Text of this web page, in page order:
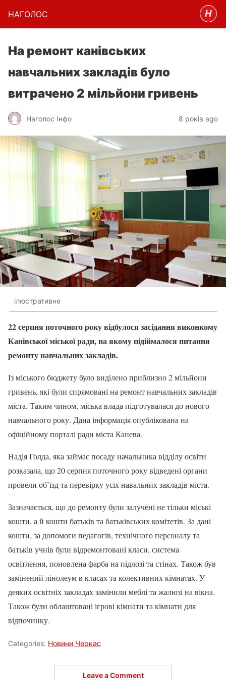
НАГОЛОC
На ремонт канівських
навчальних закладів було
витрачено 2 мільйони гривень
Наголос Інфо 8 років ago
ілюстративне
22 серпня поточного року відбулося засідання виконкому
Канівської міської ради, на якому підіймалося питання
ремонту навчальних закладів.
Із міського бюджету було виділено приблизно 2 мільйони
гривень, які були спрямовані на ремонт навчальних закладів
міста. Таким чином, міська влада підготувалася до нового
навчального року. Дана інформація опублікована на
офіційному порталі ради міста Канева.
Надія Голда, яка займає посаду начальника відділу освіти
розказала, що 20 серпня поточного року відведені органи
провели об’їзд та перевірку усіх навальних закладів міста.
Зазначається, що до ремонту були залучені не тільки міські
кошти, а й кошти батьків та батьківських комітетів. За дані
кошти, за допомоги педагогів, технічного персоналу та
батьків учнів були відремонтовані класи, система
освітлення, поновлена фарба на підлозі та стінах. Також був
замінений лінолеум в класах та колективних кімнатах. У
деяких освітніх закладах замінили меблі та жалюзі на вікна.
Також були облаштовані ігрові кімнати та кімнати для
відпочинку.
Categories: Новини Черкас
Leave a Comment